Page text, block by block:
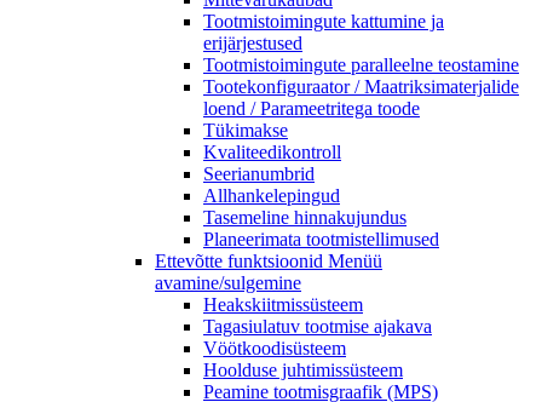
Tootmistoimingute kattumine ja
erijärjestused
Tootmistoimingute paralleelne teostamine
Tootekonfiguraator / Maatriksimaterjalide
loend / Parameetritega toode
Tükimakse
Kvaliteedikontroll
Seerianumbrid
Allhankelepingud
Tasemeline hinnakujundus
Planeerimata tootmistellimused
Ettevõtte funktsioonid Menüü
avamine/sulgemine
Heakskiitmissüsteem
Tagasiulatuv tootmise ajakava
Vöötkoodisüsteem
Hoolduse juhtimissüsteem
Peamine tootmisgraafik (MPS)